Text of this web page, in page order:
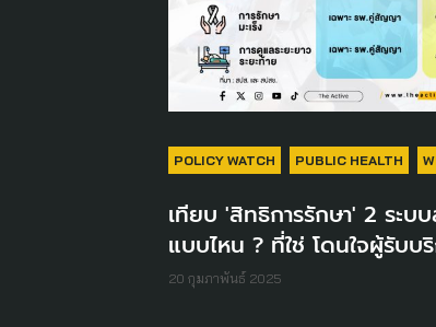
POLICY WATCH PUBLIC HEALTH
เทียบ 'สิทธิการรักษา' 2 ระบ
แบบไหน ? ที่ใช่ โดนใจผู้รับบ
20 กุมภาพันธ์ 2025